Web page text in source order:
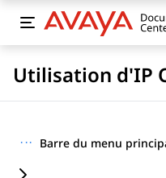
Utilisation d'IP
··· Barre du menu